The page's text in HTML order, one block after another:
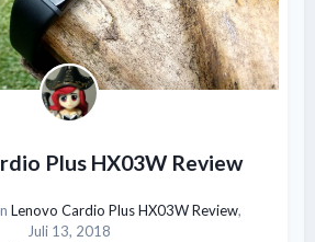
Plus HX03W Review
Lenovo Cardio Plus HX03W Review,
Juli 13, 2018